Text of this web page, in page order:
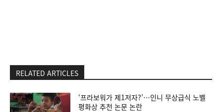
RELATED ARTICLES
‘프라보워가 제1저자?’…인니 무상급식 노벨
평화상 추천 논문 논란